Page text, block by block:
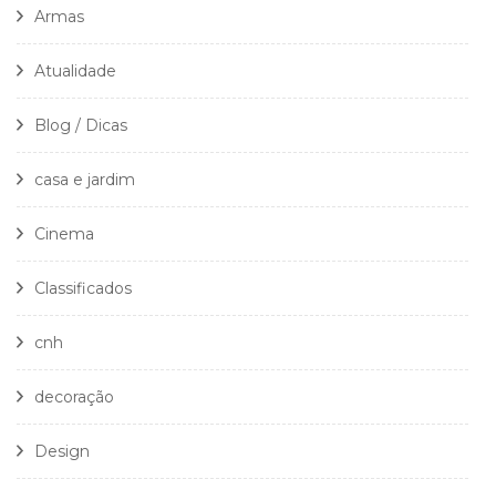
Armas
Atualidade
Blog / Dicas
casa e jardim
Cinema
Classificados
cnh
decoração
Design